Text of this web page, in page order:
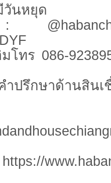
นหยุด
โทร 086-
ปรึกษาด้านสินเ
ซต์บ